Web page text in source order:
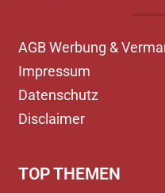
AGB Werbung &
Impressum
Datenschutz
Disclaimer
TOP THEMEN